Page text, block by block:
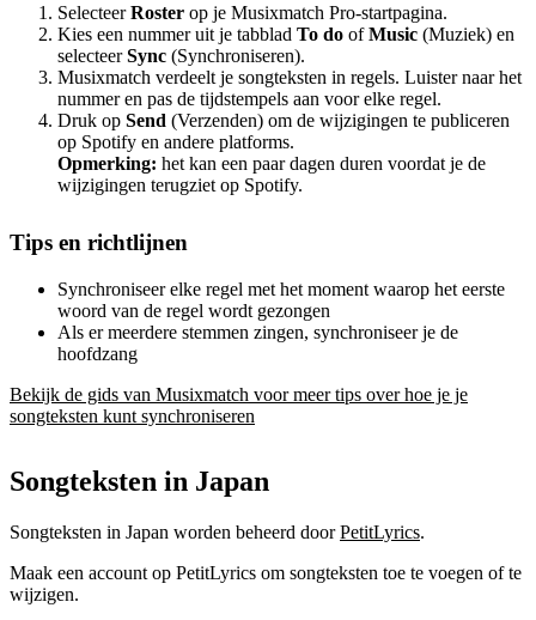
SelecteerRoster op je Musixmatch Pro-startpagina.
Kies een nummer uit je tabblad To do ofMusic (Muziek) en
selecteerSync (Synchroniseren).
Musixmatch verdeelt je songteksten in regels. Luister naar het
nummer en pas de tijdstempels aan voor elke regel.
Druk op Send (Verzenden) om de wijzigingen te publiceren
op Spotify en andere platforms.
Opmerking: het kan een paar dagen duren voordat je de
wijzigingen terugziet op Spotify.
Tips en richtlijnen
Synchroniseer elke regel met het moment waarop het eerste
woord van de regel wordt gezongen
Als er meerdere stemmen zingen, synchroniseer je de
hoofdzang
Bekijk de gids van Musixmatch voor meer tips over hoe je je
songteksten kunt synchroniseren
Songteksten in Japan
Songteksten in Japan worden beheerd doorPetitLyrics.
Maak een account op PetitLyrics om songteksten toe te voegen of te
wijzigen.